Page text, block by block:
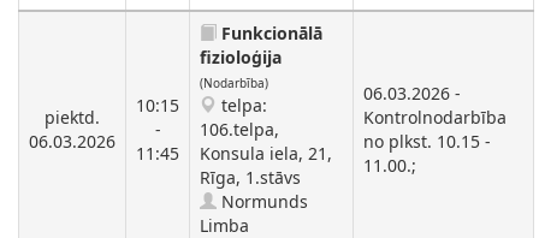
piektd.
06.03.2026
10:15
-
11:45
Funkcionālā
fizioloģija
(Nodarbība)
telpa:
106.telpa,
Konsula iela, 21,
Rīga, 1.stāvs
Normunds
Limba
06.03.2026 -
Kontrolnodarbība
no plkst. 10.15 -
11.00.;